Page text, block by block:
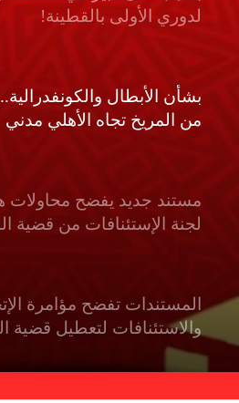
لدوري الأولى بالقطينة!
بشأن الأبطال
من المريخ تجاه الأهلي مدني
مستند جديد يفضح محاولات
لجنة الإستئنافات من قضية
المستندات تفضح مؤامرة
والاستئنافات لتعطيل قضية